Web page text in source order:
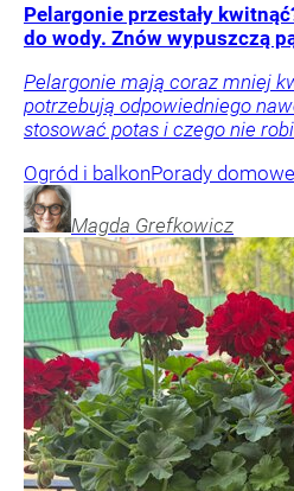
Pelargonie przestały
do wody. Znów wypuszczą
Pelargonie mają coraz mniej
potrzebują odpowiedniego
stosować potas i czego nie
Ogród i balkonPorady domowe
Magda Grefkowicz